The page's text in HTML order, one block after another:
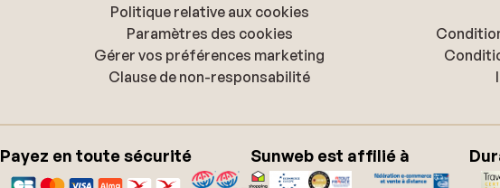
Politique relative aux cookies
Paramètres des cookies
Gérer vos préférences marketing
Clause de non-responsabilité
Payez en toute sécurité Sunweb est affilié à